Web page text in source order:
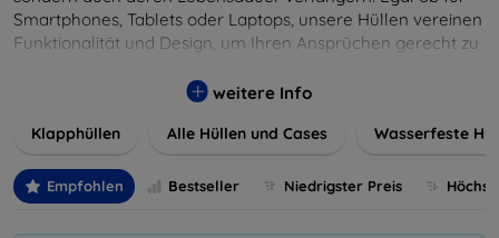
Smartphones, Tablets oder Laptops, unsere Hüllen vereinen
Funktionalität und Design, um Ihren Ansprüchen gerecht zu
Farben, um Ihren persönlichen Stil perfekt zu
weitere Info
Klapphüllen Alle Hüllen und Cases Wasserfeste
Empfohlen Bestseller Niedrigster Preis